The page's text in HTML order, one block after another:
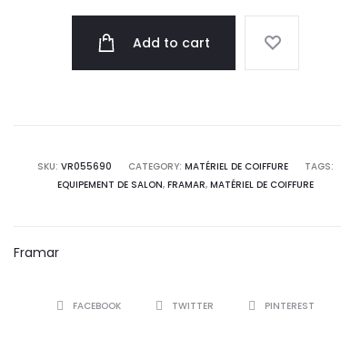
d'Aluminium
x500
quantity
Add to cart
SKU:VR055690 CATEGORY:MATÉRIEL DE COIFFURE
TAGS:
EQUIPEMENT DE SALON,FRAMAR,MATÉRIEL DE COIFFURE
Framar
SHAREFACEBOOK TWITTER PINTEREST